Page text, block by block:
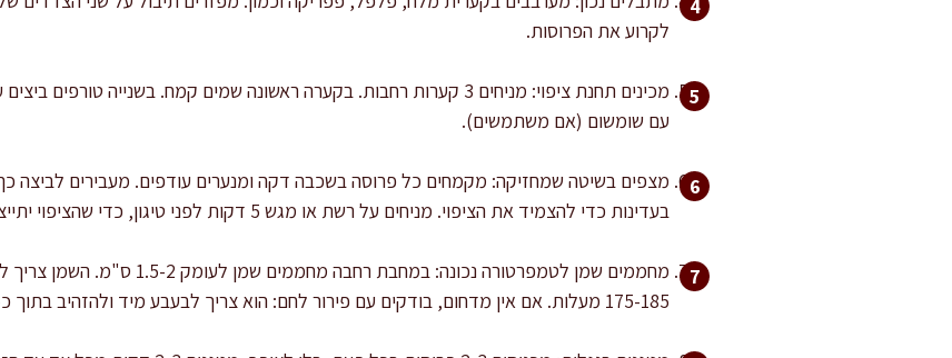
לקרוע את הפרוסות.
מכינים תחנת ציפוי: מניחים 3 קערות רחבות. בקערה ראשונה שמים קמח. בשנייה
עם שומשום (אם משתמשים).
מצפים בשיטה שמחזיקה: מקמחים כל פרוסה בשכבה דקה ומנערים עודפים. מעבירים לביצה
בעדינות כדי להצמיד את הציפוי. מניחים על רשת או מגש 5 דקות לפני טיגון, כדי שהציפוי יתייצב.
מחממים שמן לטמפרטורה נכונה: במחבת
175-185 מעלות. אם אין מדחום, בודקים עם פירור לחם: הוא צריך לבעבע מיד ולהזהיב בתוך כ-20-30 שניות.